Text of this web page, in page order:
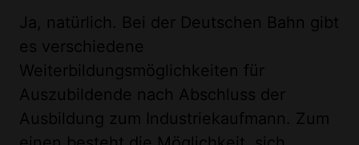
Ja, natürlich. Bei der Deutschen Bahn gibt
es verschiedene
Weiterbildungsmöglichkeiten für
Auszubildende nach Abschluss der
Ausbildung zum Industriekaufmann. Zum